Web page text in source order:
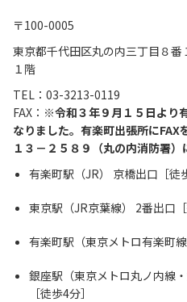
〒100-0005
東京都千代田区丸の内三丁目８
１階
TEL：03-3213-0119
FAX： ※令和３年９月１５日より
なりました。有楽町出張所にFAX
１３－２５８９（丸の内消防署）
有楽町駅（JR） 京橋出口［徒
東京駅（JR京葉線） 2番出口［
有楽町駅（東京メトロ有楽町
銀座駅（東京メトロ丸ノ内線
［徒歩4分］